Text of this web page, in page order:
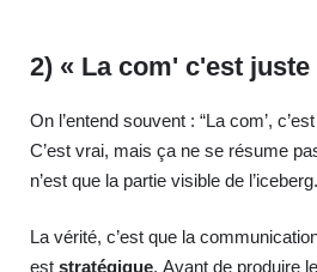
2) « La com' c'est
On l’entend souvent : “La com’,
C’est vrai, mais ça ne se résume
n’est que la partie visible de l’iceberg.
La vérité, c’est que la
est stratégique. Avant de produire